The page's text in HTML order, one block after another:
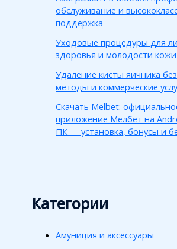
обслуживание и
поддержка
Уходовые процедуры для
здоровья и молодости кожи
Удаление кисты яичника
методы и коммерческие
Скачать Melbet:
приложение Мелбет на
ПК — установка, бонусы и
Категории
Амуниция и аксессуары